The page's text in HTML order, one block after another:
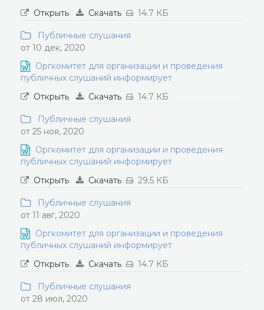
Открыть
Скачать 14.7 КБ
Публичные слушания
от 10 дек, 2020
Оргкомитет для организации и проведения
публичных слушаний информирует
Открыть
Скачать 14.7 КБ
Публичные слушания
от 25 ноя, 2020
Оргкомитет для организации и проведения
публичных слушаний информирует
Открыть
Скачать 29.5 КБ
Публичные слушания
от 11 авг, 2020
Оргкомитет для организации и проведения
публичных слушаний информирует
Открыть
Скачать 14.7 КБ
Публичные слушания
от 28 июл, 2020